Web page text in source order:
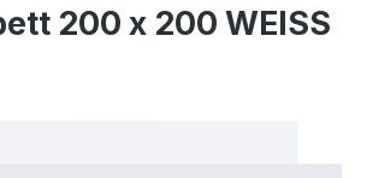
200 x 200 WEISS